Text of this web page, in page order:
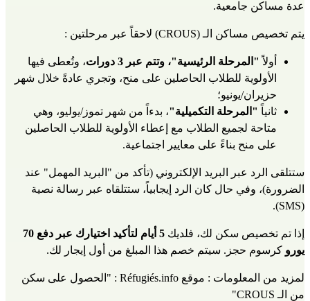
عدة مساكن جامعية.
يتم تخصيص مساكن الـ (CROUS) لاحقاً عبر مرحلتين :
أولاً "المرحلة الرئيسية"، وتتم عبر 3 دورات
حزيران/يونيو؛
ثانياً "المرحلة التكميلية"
على منح بناءً على معايير اجتماعية.
(SMS).
إذا تم تخصيص سكن لك، فلديك
يورو كرسوم حجز. سيتم خصم هذا المبلغ من أول إيجار لك.
لمزيد من المعلومات :
من الـ CROUS"